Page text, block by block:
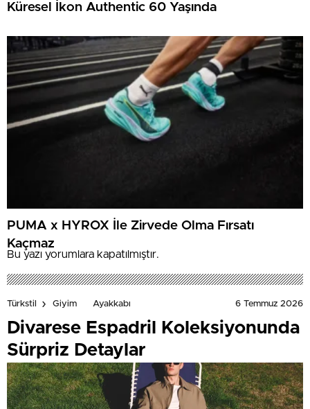
Küresel İkon Authentic 60 Yaşında
PUMA x HYROX İle Zirvede Olma Fırsatı
Kaçmaz
Bu yazı yorumlara kapatılmıştır.
Türkstil Giyim Ayakkabı 6 Temmuz 2026
Divarese Espadril Koleksiyonunda
Sürpriz Detaylar